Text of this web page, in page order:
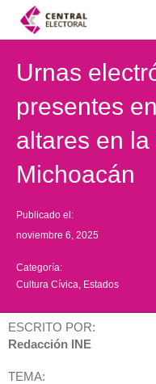
Urnas
presentes
altares en la
Michoacán
Publicado el:
noviembre 6, 2025
Categoría:
Cultura Cívica Estados
ESCRITO POR:
Redacción INE
TEMA: